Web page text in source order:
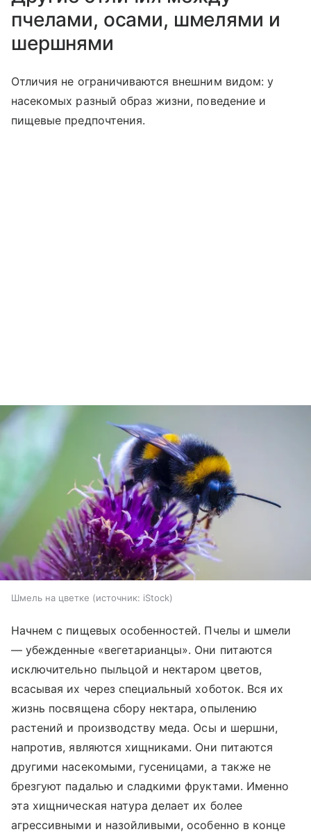
пчелами, осами, шмелями и
шершнями
Отличия не ограничиваются внешним видом: у
насекомых разный образ жизни, поведение и
пищевые предпочтения.
Шмель на цветке источник: iStock
Начнем с пищевых особенностей. Пчелы и шмели
— убежденные «вегетарианцы». Они питаются
исключительно пыльцой и нектаром цветов,
всасывая их через специальный хоботок. Вся их
жизнь посвящена сбору нектара, опылению
растений и производству меда. Осы и шершни,
напротив, являются хищниками. Они питаются
другими насекомыми, гусеницами, а также не
брезгуют падалью и сладкими фруктами. Именно
эта хищническая натура делает их более
агрессивными и назойливыми, особенно в конце